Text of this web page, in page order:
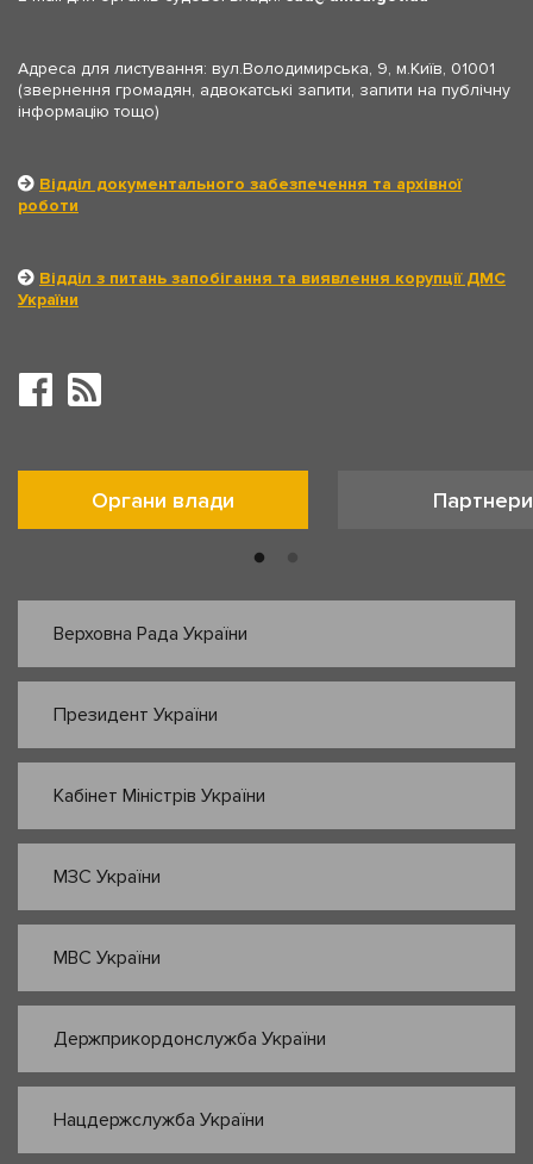
Адреса для листування: вул.Володимирська, 9, м.Київ, 01001
(звернення громадян, адвокатські запити, запити на публічну
інформацію тощо)
Відділ документального забезпечення та архівної
роботи
Відділ з питань запобігання та виявлення корупції ДМС
України
Органи влади Партнери
Верховна Рада України
Президент України
Кабінет Міністрів України
МЗС України
МВС України
Держприкордонслужба України
Нацдержслужба України